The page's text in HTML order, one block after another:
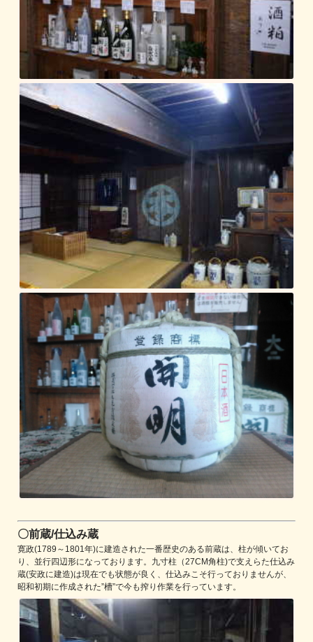
〇前蔵/仕込み蔵
寛政(1789～1801年)に建造された一番歴史のある前蔵は、柱が傾いてお
り、並行四辺形になっております。九寸柱（27CM角柱)で支えらた仕込み
蔵(安政に建造)は現在でも状態が良く、仕込みこそ行っておりませんが、
昭和初期に作成された”槽”で今も搾り作業を行っています。